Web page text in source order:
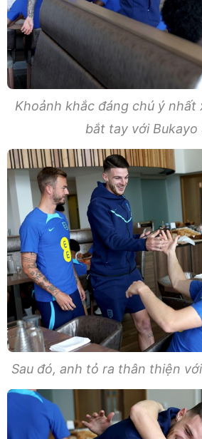
Khoảnh khắc đáng chú ý nhất
bắt tay với Bukayo
Sau đó, anh tỏ ra thân thiện